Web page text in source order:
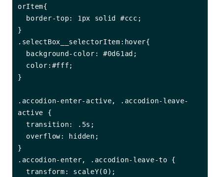
orItem{
}
.selectBox__selectorItem:hover{
}
.accodion-enter-active, .accodion-leave-
active {
  transition: .5s;
}
.accodion-enter, .accodion-leave-to {
  transform: scaleY(0);